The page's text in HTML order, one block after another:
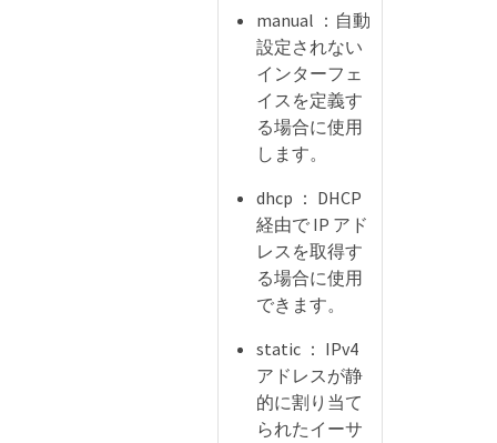
manual ：自動
設定されない
インターフェ
イスを定義す
る場合に使用
します。
dhcp ： DHCP
経由で IP アド
レスを取得す
る場合に使用
できます。
static ： IPv4
アドレスが静
的に割り当て
られたイーサ